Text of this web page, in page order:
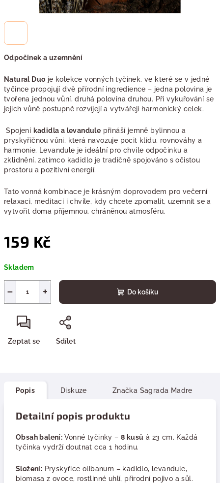
Odpočinek a uzemnění
Natural Duo je kolekce vonných tyčinek, ve které se v jedné
tyčince propojují dvě přírodní ingredience – jedna polovina je
tvořena jednou vůní, druhá polovina druhou. Při vykuřování se
jejich vůně postupně rozvíjejí a vytvářejí harmonický celek.
Spojení kadidla a levandule přináší jemně bylinnou a
pryskyřičnou vůni, která navozuje pocit klidu, rovnováhy a
harmonie. Levandule je ideální pro chvíle odpočinku a
zklidnění, zatímco kadidlo je tradičně spojováno s očistou
prostoru a pozitivní energií.
Tato vonná kombinace je krásným doprovodem pro večerní
relaxaci, meditaci i chvíle, kdy chcete zpomalit, uzemnit se a
vytvořit doma příjemnou, chráněnou atmosféru.
159 Kč
cena:
Skladem
+
− Do košíku
Zeptat se Sdílet
Popis Diskuze Značka Sagrada Madre
Detailní popis produktu
Obsah balení: Vonné tyčinky – 8 kusů à 23 cm. Každá
tyčinka vydrží doutnat cca 1 hodinu.
Složení: Pryskyřice olibanum – kadidlo, levandule,
biomasa z ovoce, rostlinné uhlí, přírodní pojivo a sůl.